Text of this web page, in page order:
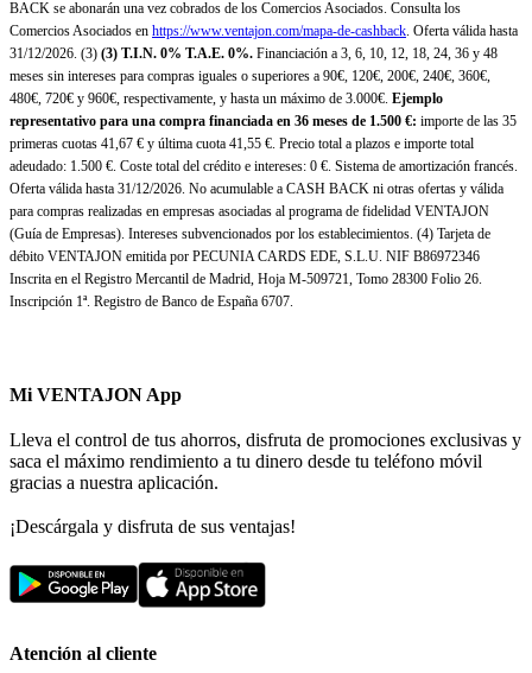
BACK se abonarán una vez cobrados de los Comercios Asociados. Consulta los
Comercios Asociados en https://www.ventajon.com/mapa-de-cashback. Oferta válida hasta
31/12/2026. (3) (3) T.I.N. 0% T.A.E. 0%. Financiación a 3, 6, 10, 12, 18, 24, 36 y 48
meses sin intereses para compras iguales o superiores a 90€, 120€, 200€, 240€, 360€,
480€, 720€ y 960€, respectivamente, y hasta un máximo de 3.000€. Ejemplo
representativo para una compra financiada en 36 meses de 1.500 €: importe de las 35
primeras cuotas 41,67 € y última cuota 41,55 €. Precio total a plazos e importe total
adeudado: 1.500 €. Coste total del crédito e intereses: 0 €. Sistema de amortización francés.
Oferta válida hasta 31/12/2026. No acumulable a CASH BACK ni otras ofertas y válida
para compras realizadas en empresas asociadas al programa de fidelidad VENTAJON
(Guía de Empresas). Intereses subvencionados por los establecimientos. (4) Tarjeta de
débito VENTAJON emitida por PECUNIA CARDS EDE, S.L.U. NIF B86972346
Inscrita en el Registro Mercantil de Madrid, Hoja M-509721, Tomo 28300 Folio 26.
Inscripción 1ª. Registro de Banco de España 6707.
Mi VENTAJON App
Lleva el control de tus ahorros, disfruta de promociones exclusivas y
saca el máximo rendimiento a tu dinero desde tu teléfono móvil
gracias a nuestra aplicación.
¡Descárgala y disfruta de sus ventajas!
Atención al cliente